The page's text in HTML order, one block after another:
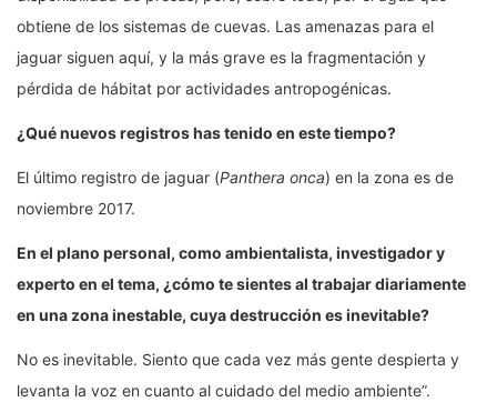
obtiene de los sistemas de cuevas. Las amenazas para el
jaguar siguen aquí, y la más grave es la fragmentación y
pérdida de hábitat por actividades antropogénicas.
¿Qué nuevos registros has tenido en este tiempo?
El último registro de jaguar (Panthera onca) en la zona es de
noviembre 2017.
En el plano personal, como ambientalista, investigador y
experto en el tema, ¿cómo te sientes al trabajar diariamente
en una zona inestable, cuya destrucción es inevitable?
No es inevitable. Siento que cada vez más gente despierta y
levanta la voz en cuanto al cuidado del medio ambiente”.